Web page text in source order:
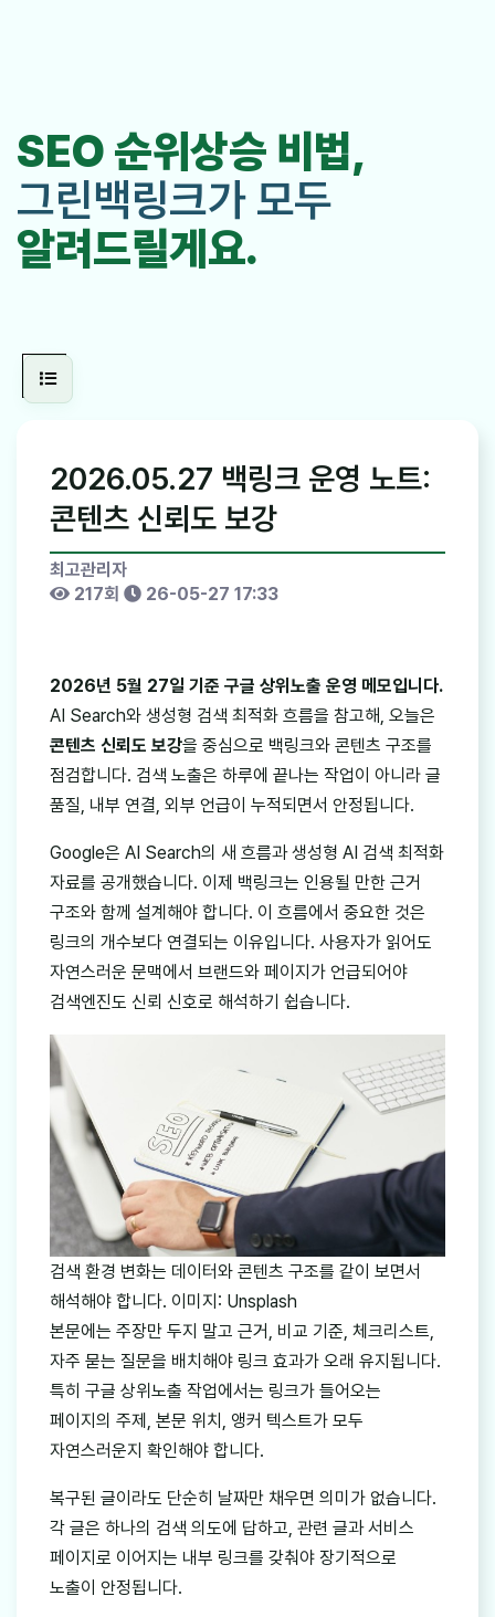
SEO 순위상승 비법,
그린백링크가 모두
알려드릴게요.
2026.05.27 백링크 운영 노트:
콘텐츠 신뢰도 보강
최고관리자
217회
26-05-27 17:33
2026년 5월 27일 기준 구글 상위노출 운영 메모입니다.
AI Search와 생성형 검색 최적화 흐름을 참고해, 오늘은
콘텐츠 신뢰도 보강을 중심으로 백링크와 콘텐츠 구조를
점검합니다. 검색 노출은 하루에 끝나는 작업이 아니라 글
품질, 내부 연결, 외부 언급이 누적되면서 안정됩니다.
Google은 AI Search의 새 흐름과 생성형 AI 검색 최적화
자료를 공개했습니다. 이제 백링크는 인용될 만한 근거
구조와 함께 설계해야 합니다. 이 흐름에서 중요한 것은
링크의 개수보다 연결되는 이유입니다. 사용자가 읽어도
자연스러운 문맥에서 브랜드와 페이지가 언급되어야
검색엔진도 신뢰 신호로 해석하기 쉽습니다.
검색 환경 변화는 데이터와 콘텐츠 구조를 같이 보면서
해석해야 합니다. 이미지: Unsplash
본문에는 주장만 두지 말고 근거, 비교 기준, 체크리스트,
자주 묻는 질문을 배치해야 링크 효과가 오래 유지됩니다.
특히 구글 상위노출 작업에서는 링크가 들어오는
페이지의 주제, 본문 위치, 앵커 텍스트가 모두
자연스러운지 확인해야 합니다.
복구된 글이라도 단순히 날짜만 채우면 의미가 없습니다.
각 글은 하나의 검색 의도에 답하고, 관련 글과 서비스
페이지로 이어지는 내부 링크를 갖춰야 장기적으로
노출이 안정됩니다.